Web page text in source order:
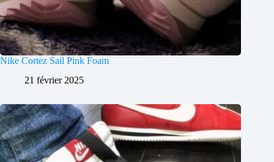
Nike Cortez Sail Pink Foam
21 février 2025